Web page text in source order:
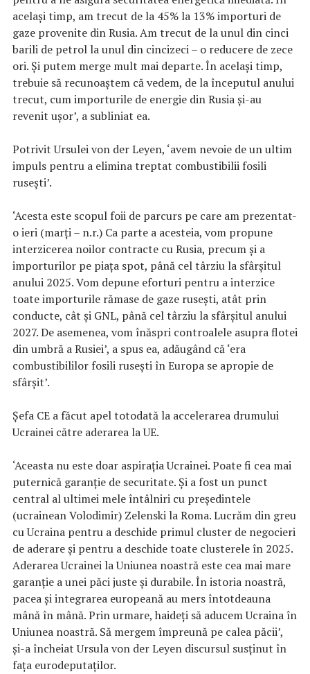
același timp, am trecut de la 45% la 13% importuri de
gaze provenite din Rusia. Am trecut de la unul din cinci
barili de petrol la unul din cincizeci – o reducere de zece
ori. Și putem merge mult mai departe. În același timp,
trebuie să recunoaștem că vedem, de la începutul anului
trecut, cum importurile de energie din Rusia și-au
revenit ușor’, a subliniat ea.
Potrivit Ursulei von der Leyen, ‘avem nevoie de un ultim
impuls pentru a elimina treptat combustibilii fosili
rusești’.
‘Acesta este scopul foii de parcurs pe care am prezentat-
o ieri (marți – n.r.) Ca parte a acesteia, vom propune
interzicerea noilor contracte cu Rusia, precum și a
importurilor pe piața spot, până cel târziu la sfârșitul
anului 2025. Vom depune eforturi pentru a interzice
toate importurile rămase de gaze rusești, atât prin
conducte, cât și GNL, până cel târziu la sfârșitul anului
2027. De asemenea, vom înăspri controalele asupra flotei
din umbră a Rusiei’, a spus ea, adăugând că ‘era
combustibililor fosili rusești în Europa se apropie de
sfârșit’.
Șefa CE a făcut apel totodată la accelerarea drumului
Ucrainei către aderarea la UE.
‘Aceasta nu este doar aspirația Ucrainei. Poate fi cea mai
puternică garanție de securitate. Și a fost un punct
central al ultimei mele întâlniri cu președintele
(ucrainean Volodimir) Zelenski la Roma. Lucrăm din greu
cu Ucraina pentru a deschide primul cluster de negocieri
de aderare și pentru a deschide toate clusterele în 2025.
Aderarea Ucrainei la Uniunea noastră este cea mai mare
garanție a unei păci juste și durabile. În istoria noastră,
pacea și integrarea europeană au mers întotdeauna
mână în mână. Prin urmare, haideți să aducem Ucraina în
Uniunea noastră. Să mergem împreună pe calea păcii’,
și-a încheiat Ursula von der Leyen discursul susținut în
fața eurodeputaților.